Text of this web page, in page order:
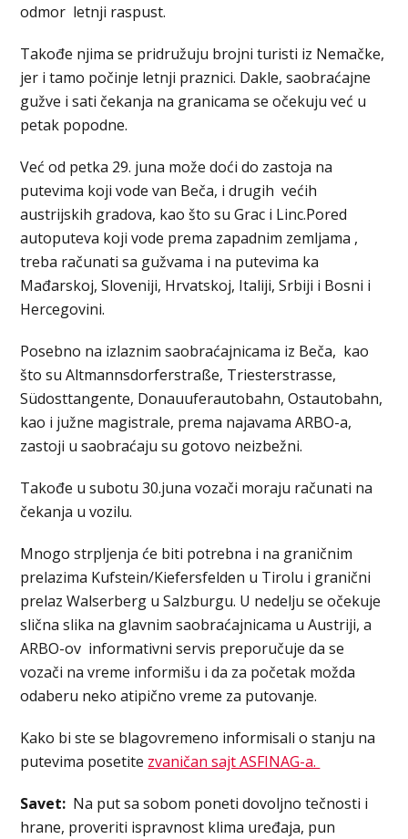
odmor letnji raspust.
Takođe njima se pridružuju brojni turisti iz Nemačke,
jer i tamo počinje letnji praznici. Dakle, saobraćajne
gužve i sati čekanja na granicama se očekuju već u
petak popodne.
Već od petka 29. juna može doći do zastoja na
putevima koji vode van Beča, i drugih većih
austrijskih gradova, kao što su Grac i Linc.Pored
autoputeva koji vode prema zapadnim zemljama ,
treba računati sa gužvama i na putevima ka
Mađarskoj, Sloveniji, Hrvatskoj, Italiji, Srbiji i Bosni i
Hercegovini.
Posebno na izlaznim saobraćajnicama iz Beča, kao
što su Altmannsdorferstraße, Triesterstrasse,
Südosttangente, Donauuferautobahn, Ostautobahn,
kao i južne magistrale, prema najavama ARBO-a,
zastoji u saobraćaju su gotovo neizbežni.
Takođe u subotu 30.juna vozači moraju računati na
čekanja u vozilu.
Mnogo strpljenja će biti potrebna i na graničnim
prelazima Kufstein/Kiefersfelden u Tirolu i granični
prelaz Walserberg u Salzburgu. U nedelju se očekuje
slična slika na glavnim saobraćajnicama u Austriji, a
ARBO-ov informativni servis preporučuje da se
vozači na vreme informišu i da za početak možda
odaberu neko atipično vreme za putovanje.
Kako bi ste se blagovremeno informisali o stanju na
putevima posetite zvaničan sajt ASFINAG-a.
Savet: Na put sa sobom poneti dovoljno tečnosti i
hrane, proveriti ispravnost klima uređaja, pun